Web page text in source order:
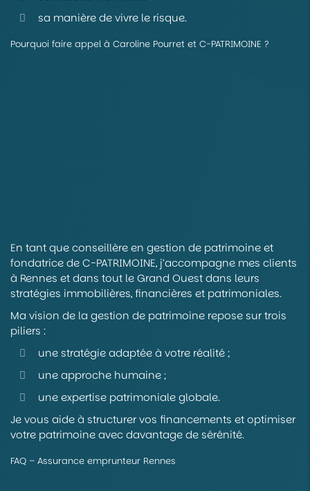
sa manière de vivre le risque.
Pourquoi faire appel à Caroline Pourret et C-PATRIMOINE ?
En tant que conseillère en gestion de patrimoine et
fondatrice de C-PATRIMOINE, j’accompagne mes clients
à Rennes et dans tout le Grand Ouest dans leurs
stratégies immobilières, financières et patrimoniales.
Ma vision de la gestion de patrimoine repose sur trois
piliers :
une stratégie adaptée à votre réalité ;
une approche humaine ;
une expertise patrimoniale globale.
Je vous aide à structurer vos financements et optimiser
votre patrimoine avec davantage de sérénité.
FAQ – Assurance emprunteur Rennes